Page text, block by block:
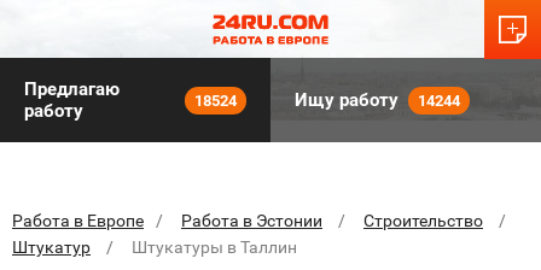
Предлагаю
работу
18524 Ищу работу 14244
Работа в Европе Работа в Эстонии
Строительство
Штукатур
Штукатуры в Таллин